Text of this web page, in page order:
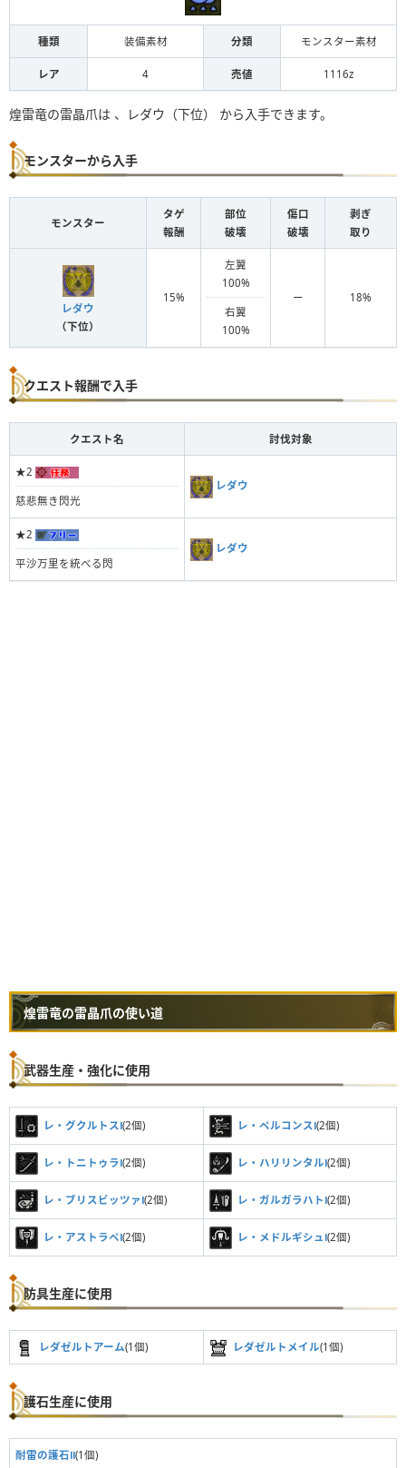
種類 装備素材 分類 モンスター素材
レア 4 売値 1116z
煌雷竜の雷晶爪は 、レダウ（下位） から入手できます。
モンスターから入手
モンスター
タゲ
報酬
部位
破壊
傷口
破壊
剥ぎ
取り
レダウ
（下位）
15%
左翼
100%
右翼
100%
ー 18%
クエスト報酬で入手
クエスト名 討伐対象
★2
慈悲無き閃光
レダウ
★2
平沙万里を統べる閃
レダウ
煌雷竜の雷晶爪の使い道
武器生産・強化に使用
レ・グクルトスⅠ(2個) レ・ペルコンスⅠ(2個)
レ・トニトゥラⅠ(2個) レ・ハリリンタルⅠ(2個)
レ・ブリスビッツァⅠ(2個) レ・ガルガラハトⅠ(2個)
レ・アストラペⅠ(2個) レ・メドルギシュⅠ(2個)
防具生産に使用
レダゼルトアーム(1個) レダゼルトメイル(1個)
護石生産に使用
耐雷の護石Ⅱ(1個)